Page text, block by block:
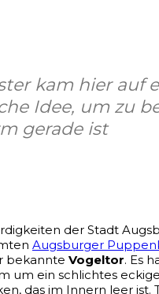
kam hier auf
Idee, um zu
gerade ist
der Stadt
Augsburger
bekannte Vogeltor. Es
um ein schlichtes
das im Innern leer ist.